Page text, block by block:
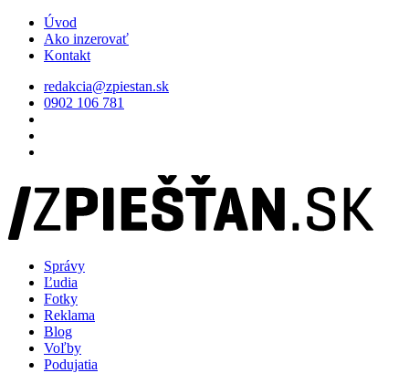
Úvod
Ako inzerovať
Kontakt
redakcia@zpiestan.sk
0902 106 781
Správy
Ľudia
Fotky
Reklama
Blog
Voľby
Podujatia